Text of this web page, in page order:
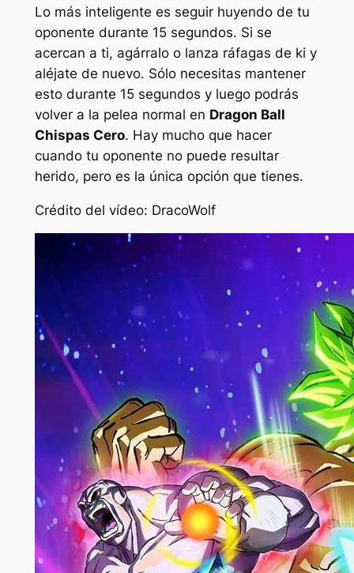
Lo más inteligente es seguir huyendo de tu
oponente durante 15 segundos. Si se
acercan a ti, agárralo o lanza ráfagas de ki y
aléjate de nuevo. Sólo necesitas mantener
esto durante 15 segundos y luego podrás
volver a la pelea normal en Dragon Ball
Chispas Cero. Hay mucho que hacer
cuando tu oponente no puede resultar
herido, pero es la única opción que tienes.
Crédito del vídeo: DracoWolf